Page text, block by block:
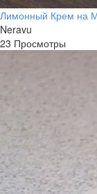
Лимонный Крем на
Neravu
23 Просмотры